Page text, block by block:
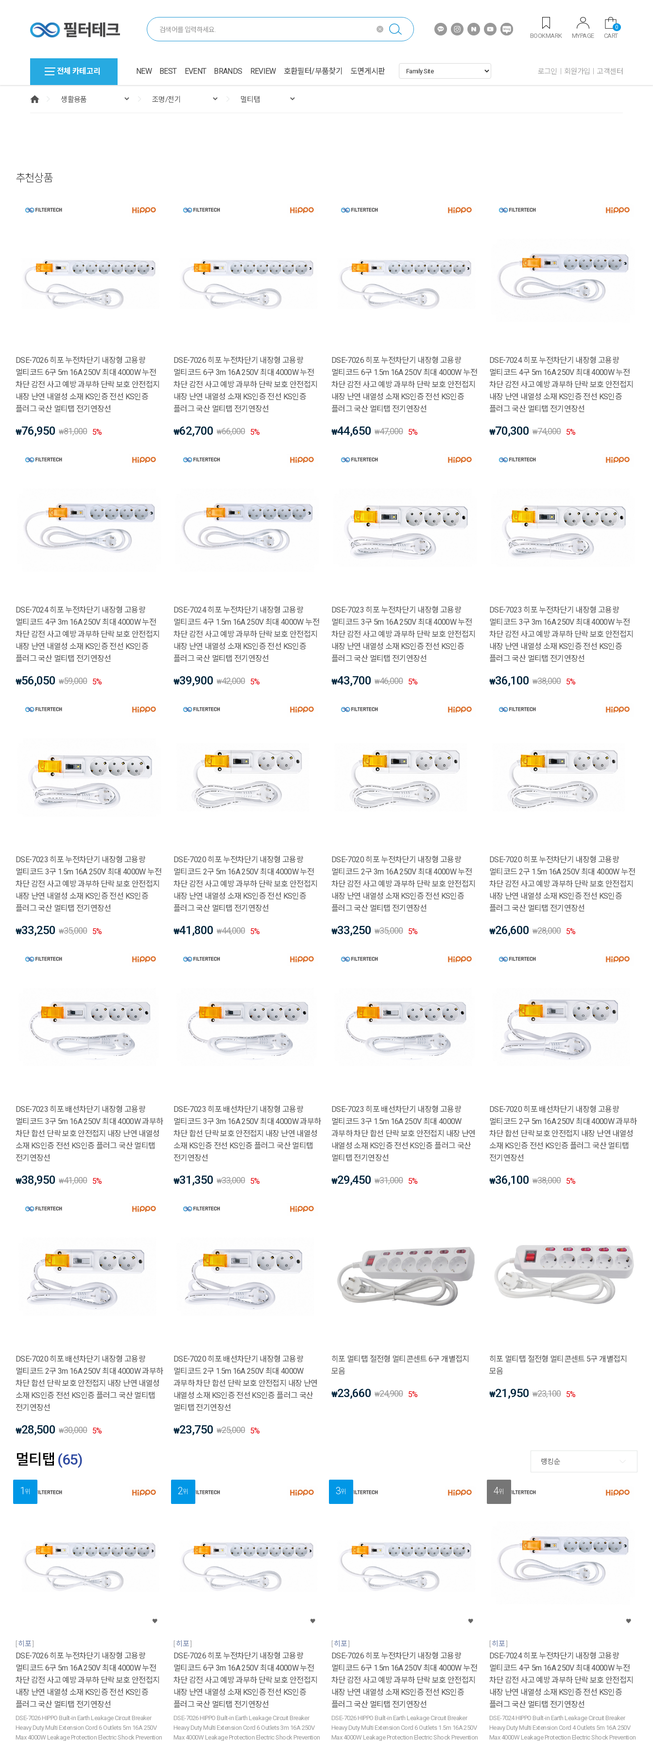
BOOKMARK MYPAGE CART
0
전체 카테고리 NEW BEST EVENT BRANDS REVIEW 호환필터/부품찾기 도면게시판 로그인 회원가입 고객센터
추천상품
DSE-7026 히포 누전차단기 내장형 고용량
멀티코드 6구 5m 16A 250V 최대 4000W 누전
차단 감전 사고 예방 과부하 단락 보호 안전접지
내장 난연 내열성 소재 KS인증 전선 KS인증
플러그 국산 멀티탭 전기연장선
₩76,950 ₩81,000 5%
DSE-7026 히포 누전차단기 내장형 고용량
멀티코드 6구 3m 16A 250V 최대 4000W 누전
차단 감전 사고 예방 과부하 단락 보호 안전접지
내장 난연 내열성 소재 KS인증 전선 KS인증
플러그 국산 멀티탭 전기연장선
₩62,700 ₩66,000 5%
DSE-7026 히포 누전차단기 내장형 고용량
멀티코드 6구 1.5m 16A 250V 최대 4000W 누전
차단 감전 사고 예방 과부하 단락 보호 안전접지
내장 난연 내열성 소재 KS인증 전선 KS인증
플러그 국산 멀티탭 전기연장선
₩44,650 ₩47,000 5%
DSE-7024 히포 누전차단기 내장형 고용량
멀티코드 4구 5m 16A 250V 최대 4000W 누전
차단 감전 사고 예방 과부하 단락 보호 안전접지
내장 난연 내열성 소재 KS인증 전선 KS인증
플러그 국산 멀티탭 전기연장선
₩70,300 ₩74,000 5%
DSE-7024 히포 누전차단기 내장형 고용량
멀티코드 4구 3m 16A 250V 최대 4000W 누전
차단 감전 사고 예방 과부하 단락 보호 안전접지
내장 난연 내열성 소재 KS인증 전선 KS인증
플러그 국산 멀티탭 전기연장선
₩56,050 ₩59,000 5%
DSE-7024 히포 누전차단기 내장형 고용량
멀티코드 4구 1.5m 16A 250V 최대 4000W 누전
차단 감전 사고 예방 과부하 단락 보호 안전접지
내장 난연 내열성 소재 KS인증 전선 KS인증
플러그 국산 멀티탭 전기연장선
₩39,900 ₩42,000 5%
DSE-7023 히포 누전차단기 내장형 고용량
멀티코드 3구 5m 16A 250V 최대 4000W 누전
차단 감전 사고 예방 과부하 단락 보호 안전접지
내장 난연 내열성 소재 KS인증 전선 KS인증
플러그 국산 멀티탭 전기연장선
₩43,700 ₩46,000 5%
DSE-7023 히포 누전차단기 내장형 고용량
멀티코드 3구 3m 16A 250V 최대 4000W 누전
차단 감전 사고 예방 과부하 단락 보호 안전접지
내장 난연 내열성 소재 KS인증 전선 KS인증
플러그 국산 멀티탭 전기연장선
₩36,100 ₩38,000 5%
DSE-7023 히포 누전차단기 내장형 고용량
멀티코드 3구 1.5m 16A 250V 최대 4000W 누전
차단 감전 사고 예방 과부하 단락 보호 안전접지
내장 난연 내열성 소재 KS인증 전선 KS인증
플러그 국산 멀티탭 전기연장선
₩33,250 ₩35,000 5%
DSE-7020 히포 누전차단기 내장형 고용량
멀티코드 2구 5m 16A 250V 최대 4000W 누전
차단 감전 사고 예방 과부하 단락 보호 안전접지
내장 난연 내열성 소재 KS인증 전선 KS인증
플러그 국산 멀티탭 전기연장선
₩41,800 ₩44,000 5%
DSE-7020 히포 누전차단기 내장형 고용량
멀티코드 2구 3m 16A 250V 최대 4000W 누전
차단 감전 사고 예방 과부하 단락 보호 안전접지
내장 난연 내열성 소재 KS인증 전선 KS인증
플러그 국산 멀티탭 전기연장선
₩33,250 ₩35,000 5%
DSE-7020 히포 누전차단기 내장형 고용량
멀티코드 2구 1.5m 16A 250V 최대 4000W 누전
차단 감전 사고 예방 과부하 단락 보호 안전접지
내장 난연 내열성 소재 KS인증 전선 KS인증
플러그 국산 멀티탭 전기연장선
₩26,600 ₩28,000 5%
DSE-7023 히포 배선차단기 내장형 고용량
멀티코드 3구 5m 16A 250V 최대 4000W 과부하
차단 합선 단락 보호 안전접지 내장 난연 내열성
소재 KS인증 전선 KS인증 플러그 국산 멀티탭
전기연장선
₩38,950 ₩41,000 5%
DSE-7023 히포 배선차단기 내장형 고용량
멀티코드 3구 3m 16A 250V 최대 4000W 과부하
차단 합선 단락 보호 안전접지 내장 난연 내열성
소재 KS인증 전선 KS인증 플러그 국산 멀티탭
전기연장선
₩31,350 ₩33,000 5%
DSE-7023 히포 배선차단기 내장형 고용량
멀티코드 3구 1.5m 16A 250V 최대 4000W
과부하 차단 합선 단락 보호 안전접지 내장 난연
내열성 소재 KS인증 전선 KS인증 플러그 국산
멀티탭 전기연장선
₩29,450 ₩31,000 5%
DSE-7020 히포 배선차단기 내장형 고용량
멀티코드 2구 5m 16A 250V 최대 4000W 과부하
차단 합선 단락 보호 안전접지 내장 난연 내열성
소재 KS인증 전선 KS인증 플러그 국산 멀티탭
전기연장선
₩36,100 ₩38,000 5%
DSE-7020 히포 배선차단기 내장형 고용량
멀티코드 2구 3m 16A 250V 최대 4000W 과부하
차단 합선 단락 보호 안전접지 내장 난연 내열성
소재 KS인증 전선 KS인증 플러그 국산 멀티탭
전기연장선
₩28,500 ₩30,000 5%
DSE-7020 히포 배선차단기 내장형 고용량
멀티코드 2구 1.5m 16A 250V 최대 4000W
과부하 차단 합선 단락 보호 안전접지 내장 난연
내열성 소재 KS인증 전선 KS인증 플러그 국산
멀티탭 전기연장선
₩23,750 ₩25,000 5%
히포 멀티탭 절전형 멀티콘센트 6구 개별접지
모음
₩23,660 ₩24,900 5%
히포 멀티탭 절전형 멀티콘센트 5구 개별접지
모음
₩21,950 ₩23,100 5%
멀티탭 (65) 랭킹순
1위
히포
DSE-7026 히포 누전차단기 내장형 고용량
멀티코드 6구 5m 16A 250V 최대 4000W 누전
차단 감전 사고 예방 과부하 단락 보호 안전접지
내장 난연 내열성 소재 KS인증 전선 KS인증
플러그 국산 멀티탭 전기연장선
DSE-7026 HIPPO Built-in Earth Leakage Circuit Breaker
Heavy Duty Multi Extension Cord 6 Outlets 5m 16A 250V
Max 4000W Leakage Protection Electric Shock Prevention
2위
히포
DSE-7026 히포 누전차단기 내장형 고용량
멀티코드 6구 3m 16A 250V 최대 4000W 누전
차단 감전 사고 예방 과부하 단락 보호 안전접지
내장 난연 내열성 소재 KS인증 전선 KS인증
플러그 국산 멀티탭 전기연장선
DSE-7026 HIPPO Built-in Earth Leakage Circuit Breaker
Heavy Duty Multi Extension Cord 6 Outlets 3m 16A 250V
Max 4000W Leakage Protection Electric Shock Prevention
3위
히포
DSE-7026 히포 누전차단기 내장형 고용량
멀티코드 6구 1.5m 16A 250V 최대 4000W 누전
차단 감전 사고 예방 과부하 단락 보호 안전접지
내장 난연 내열성 소재 KS인증 전선 KS인증
플러그 국산 멀티탭 전기연장선
DSE-7026 HIPPO Built-in Earth Leakage Circuit Breaker
Heavy Duty Multi Extension Cord 6 Outlets 1.5m 16A 250V
Max 4000W Leakage Protection Electric Shock Prevention
4위
히포
DSE-7024 히포 누전차단기 내장형 고용량
멀티코드 4구 5m 16A 250V 최대 4000W 누전
차단 감전 사고 예방 과부하 단락 보호 안전접지
내장 난연 내열성 소재 KS인증 전선 KS인증
플러그 국산 멀티탭 전기연장선
DSE-7024 HIPPO Built-in Earth Leakage Circuit Breaker
Heavy Duty Multi Extension Cord 4 Outlets 5m 16A 250V
Max 4000W Leakage Protection Electric Shock Prevention